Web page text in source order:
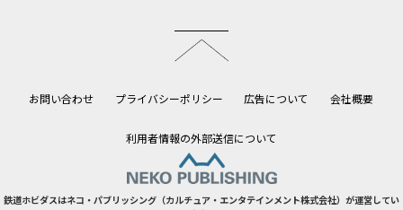
お問い合わせ プライバシーポリシー 広告について 会社概要
利用者情報の外部送信について
鉄道ホビダスはネコ・パブリッシング（カルチュア・エンタテインメント株式会社）が運営してい